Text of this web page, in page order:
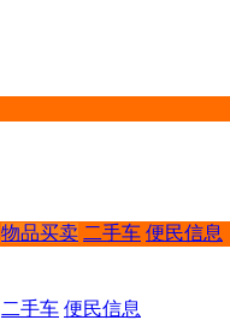
物品买卖 二手车 便民信息
二手车 便民信息